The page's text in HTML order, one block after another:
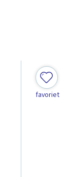
favoriet